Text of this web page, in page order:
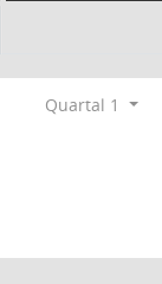
Quartal 1